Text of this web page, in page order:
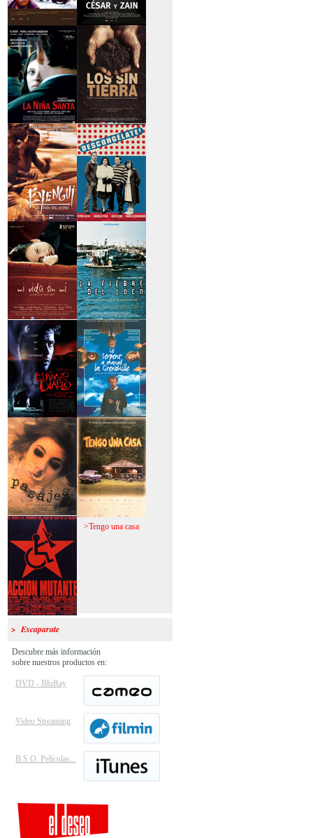
>Caravan >César y Zain
>La niña santa >Los sin tierra
>Eyengui, El Dios
del sueño
>Mi vida sin mi >La fiebre del loco
>El espinazo del
diablo
>A trabajar!
>Pasajes >Tengo una casa
>Acción mutante
> Escaparate
Descubre más información
sobre nuestros productos en:
DVD - BluRay
Video Streaming
B.S.O. Películas...